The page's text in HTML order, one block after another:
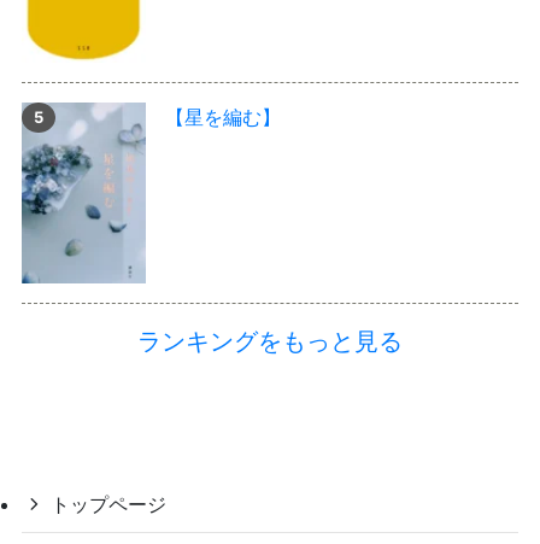
【星を編む】
ランキングをもっと見る
トップページ